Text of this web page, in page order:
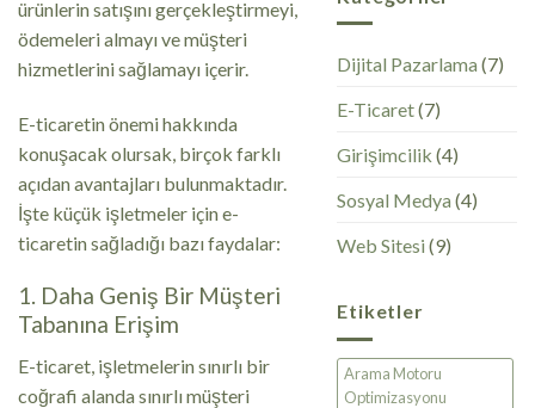
ürünlerin satışını gerçekleştirmeyi,
ödemeleri almayı ve müşteri
hizmetlerini sağlamayı içerir.
E-ticaretin önemi hakkında
konuşacak olursak, birçok farklı
açıdan avantajları bulunmaktadır.
İşte küçük işletmeler için e-
ticaretin sağladığı bazı faydalar:
1. Daha Geniş Bir Müşteri
Tabanına Erişim
E-ticaret, işletmelerin sınırlı bir
coğrafi alanda sınırlı müşteri
Dijital Pazarlama (7)
E-Ticaret(7)
Girişimcilik (4)
Sosyal Medya (4)
Web Sitesi (9)
Etiketler
Arama Motoru
Optimizasyonu